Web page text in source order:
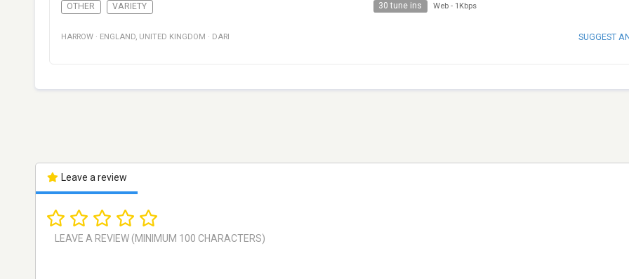
OTHER VARIETY 30 tune ins Web - 1Kbps
HARROW · ENGLAND, UNITED KINGDOM · DARI SUGGEST
Leave a review